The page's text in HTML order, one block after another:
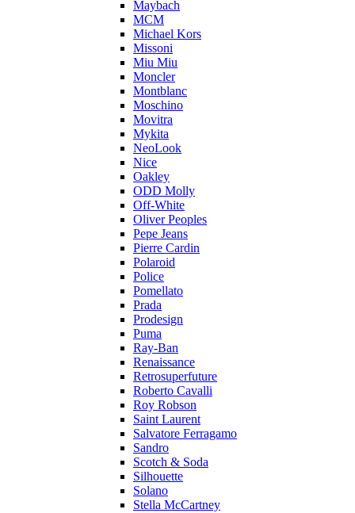
Maybach
MCM
Michael Kors
Missoni
Miu Miu
Moncler
Montblanc
Moschino
Movitra
Mykita
NeoLook
Nice
Oakley
ODD Molly
Off-White
Oliver Peoples
Pepe Jeans
Pierre Cardin
Polaroid
Police
Pomellato
Prada
Prodesign
Puma
Ray-Ban
Renaissance
Retrosuperfuture
Roberto Cavalli
Roy Robson
Saint Laurent
Salvatore Ferragamo
Sandro
Scotch & Soda
Silhouette
Solano
Stella McCartney